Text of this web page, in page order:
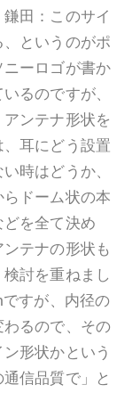
田：このサイ
というのがポ
ーロゴが書か
るのですが、
ンテナ形状を
耳にどう設置
時はどうか、
ドーム状の本
を全て決め
テナの形状も
討を重ねまし
すが、内径の
るので、その
形状かという
信品質で」と